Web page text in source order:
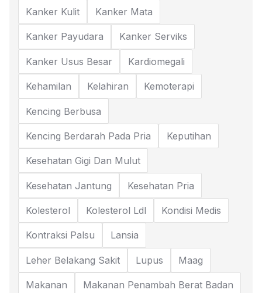
Kanker Kulit Kanker Mata
Kanker Payudara Kanker Serviks
Kanker Usus Besar Kardiomegali
Kehamilan Kelahiran Kemoterapi
Kencing Berbusa
Kencing Berdarah Pada Pria Keputihan
Kesehatan Gigi Dan Mulut
Kesehatan Jantung Kesehatan Pria
Kolesterol Kolesterol Ldl Kondisi Medis
Kontraksi Palsu Lansia
Leher Belakang Sakit Lupus Maag
Makanan Makanan Penambah Berat Badan